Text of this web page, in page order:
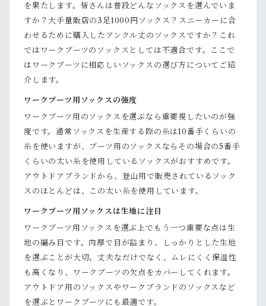
を果たします。皆さんは普段どんなソックスを選んでいま
すか？大手量販店の3足1000円ソックス？スニーカーに合
わせるために購入したアンクル丈のソックスですか？これ
ではワークブーツのソックスとしては不適合です。ここで
はワークブーツに相応しいソックスの選び方についてご紹
介します。
ワークブーツ用ソックスの強度
ワークブーツ用のソックスを選ぶなら重要視したいのが強
度です。通常ソックスを生産する際の糸は10番手くらいの
糸を使いますが、ブーツ用のソックスならその場合の5番手
くらいの太い糸を使用しているソックスがおすすめです。
アウトドアブランドから、登山用で販売されているソック
スのほとんどは、この太い糸を使用しています。
ワークブーツ用ソックスは生地に注目
ワークブーツ用ソックスを選ぶ上でもう一つ重要な点は生
地の編み目です。肉厚で目が詰まり、しっかりとした生地
を選ぶことが大切。丈夫なだけでなく、ムレにくく保温性
も高くなり、ワークブーツの欠点をカバーしてくれます。
アウトドア用のソックスやワークブランドのソックスなど
を選ぶとワークブーツにも最適です。